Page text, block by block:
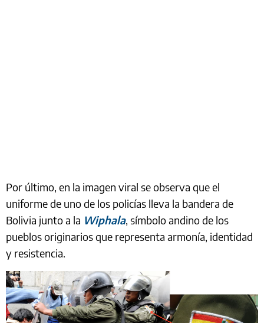
Por último, en la imagen viral se observa que el
uniforme de uno de los policías lleva la bandera de
Bolivia junto a la Wiphala, símbolo andino de los
pueblos originarios que representa armonía, identidad
y resistencia.